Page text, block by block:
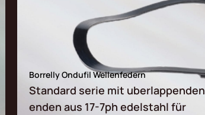
Borrelly Ondufil Wellenfedern
Standard serie mit uberlappenden
enden aus 17-7ph edelstahl für